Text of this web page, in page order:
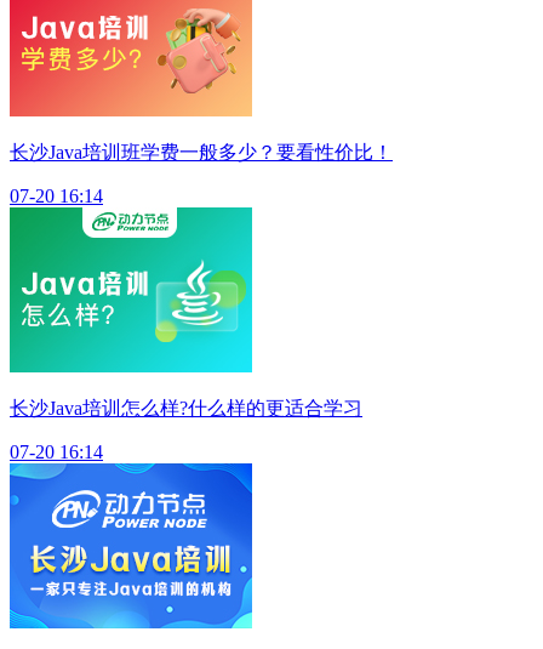
长沙Java培训班学费一般多少？要看性价比！
07-20 16:14
长沙Java培训怎么样?什么样的更适合学习
07-20 16:14